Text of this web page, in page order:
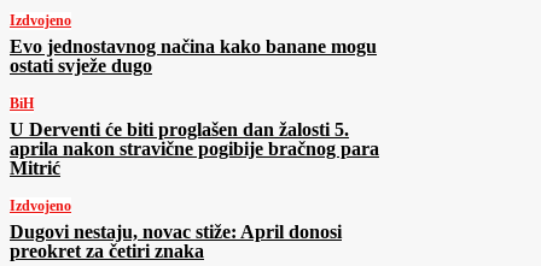
Izdvojeno
Evo jednostavnog načina kako banane mogu
ostati svježe dugo
BiH
U Derventi će biti proglašen dan žalosti 5.
aprila nakon stravične pogibije bračnog para
Mitrić
Izdvojeno
Dugovi nestaju, novac stiže: April donosi
preokret za četiri znaka